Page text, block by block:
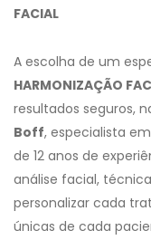
FACIAL
A escolha de um
HARMONIZAÇÃO
resultados seguros,
Boff, especialista em
de 12 anos de
análise facial,
personalizar cada
únicas de cada